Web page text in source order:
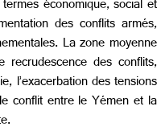
économique, social et
des conflits armés,
La zone moyenne
des conflits,
l’exacerbation des tensions
conflit entre le Yémen et la